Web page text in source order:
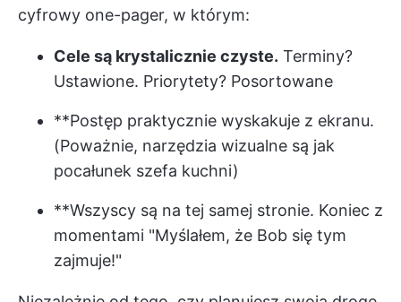
cyfrowy one-pager, w którym:
Cele są krystalicznie czyste. Terminy?
Ustawione. Priorytety? Posortowane
**Postęp praktycznie wyskakuje z ekranu.
(Poważnie, narzędzia wizualne są jak
pocałunek szefa kuchni)
**Wszyscy są na tej samej stronie. Koniec z
momentami "Myślałem, że Bob się tym
zajmuje!"